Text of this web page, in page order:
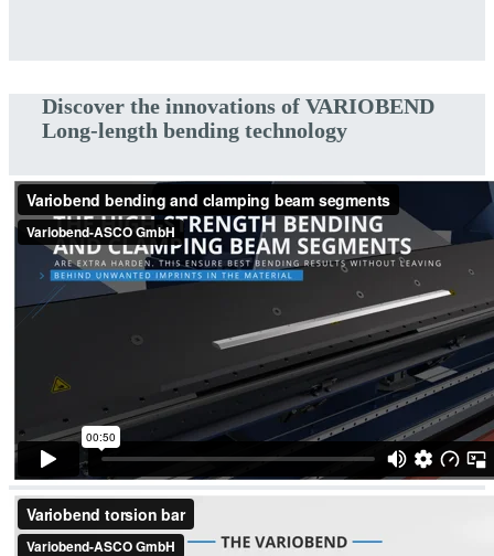
Discover the innovations of VARIOBEND
Long-length bending technology